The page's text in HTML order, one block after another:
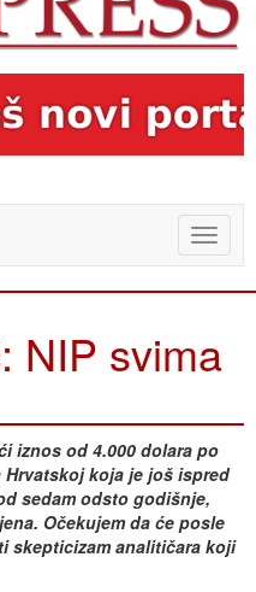
Toggle
NIP svima
iznos od 4.000 dolara po
koja je još ispred
sedam odsto godišnje,
Očekujem da će posle
skepticizam analitičara koji